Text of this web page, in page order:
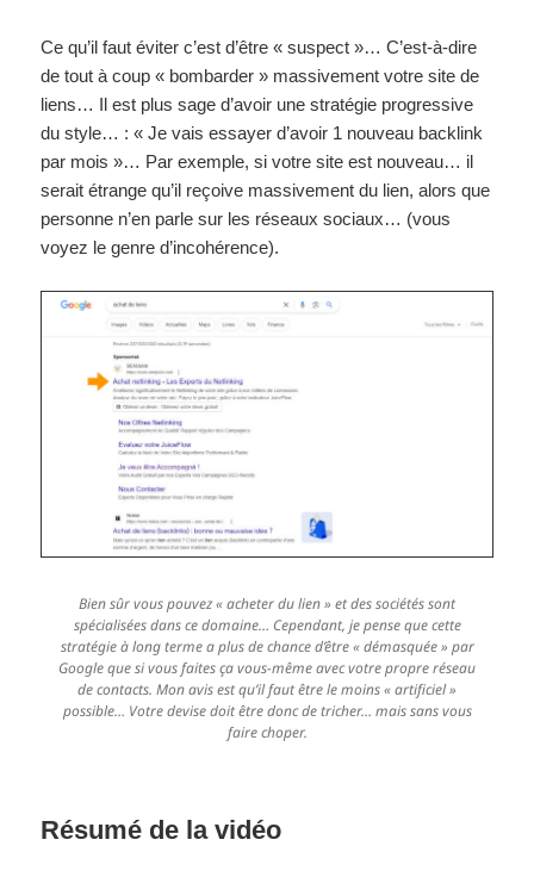
Ce qu’il faut éviter c’est d’être « suspect »… C’est-à-dire
de tout à coup « bombarder » massivement votre site de
liens… Il est plus sage d’avoir une stratégie progressive
du style… : « Je vais essayer d’avoir 1 nouveau backlink
par mois »… Par exemple, si votre site est nouveau… il
serait étrange qu’il reçoive massivement du lien, alors que
personne n’en parle sur les réseaux sociaux… (vous
voyez le genre d’incohérence).
Bien sûr vous pouvez « acheter du lien » et des sociétés sont
spécialisées dans ce domaine… Cependant, je pense que cette
stratégie à long terme a plus de chance d’être « démasquée » par
Google que si vous faites ça vous-même avec votre propre réseau
de contacts. Mon avis est qu’il faut être le moins « artificiel »
possible… Votre devise doit être donc de tricher… mais sans vous
faire choper.
Résumé de la vidéo